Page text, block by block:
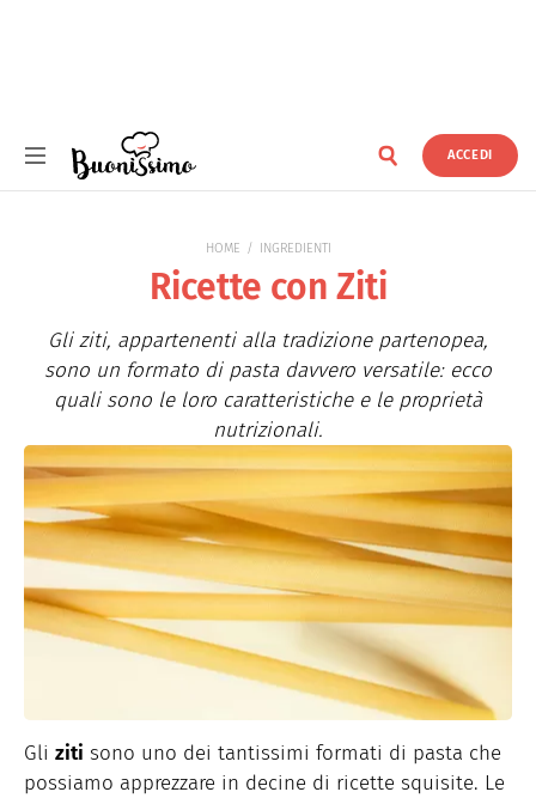
ACCEDI
HOME INGREDIENTI
Ricette con Ziti
Gli ziti, appartenenti alla tradizione partenopea,
sono un formato di pasta davvero versatile: ecco
quali sono le loro caratteristiche e le proprietà
nutrizionali.
Gli ziti sono uno dei tantissimi formati di pasta che
possiamo apprezzare in decine di ricette squisite. Le